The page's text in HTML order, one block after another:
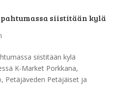
siistitään kylä
siistitään kylä
K-Market Porkkana,
Petäjäveden Petäjäiset ja